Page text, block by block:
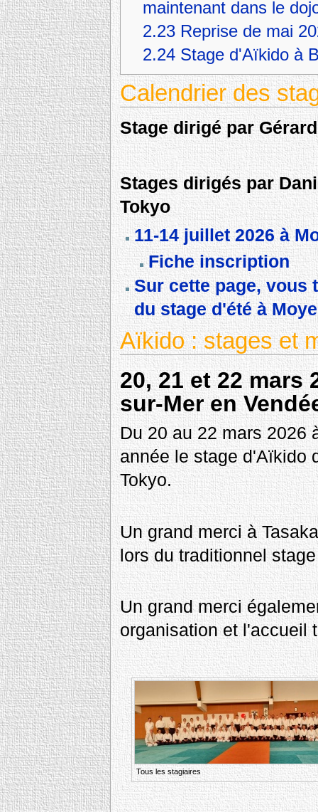
maintenant dans le
2.23 Reprise de mai
2.24 Stage d'Aïkido à
Calendrier des
Stage dirigé par
Stages dirigés par
Tokyo
11-14 juillet 2026 à
Fiche inscription
Sur cette page, vous
du stage d'été à
Aïkido : stages et
20, 21 et 22 mars
sur-Mer en
Du 20 au 22 mars 2026
année le stage d'Aïkido
Tokyo.
Un grand merci à
lors du traditionnel
Un grand merci
organisation et l'accueil
Tous les stagiaires